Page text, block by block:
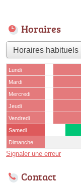
Horaires
Lundi
Mardi
Mercredi
Jeudi
Vendredi
Samedi
Dimanche
Signaler une erreur
Contact